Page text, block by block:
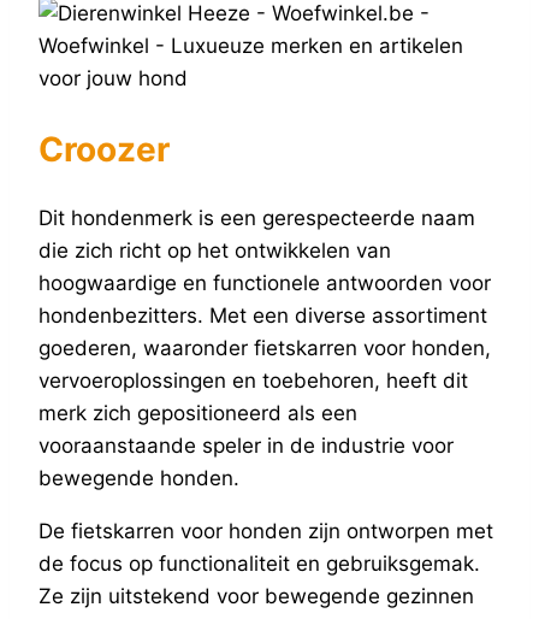
Croozer
Dit hondenmerk is een gerespecteerde naam
die zich richt op het ontwikkelen van
hoogwaardige en functionele antwoorden voor
hondenbezitters. Met een diverse assortiment
goederen, waaronder fietskarren voor honden,
vervoeroplossingen en toebehoren, heeft dit
merk zich gepositioneerd als een
vooraanstaande speler in de industrie voor
bewegende honden.
De fietskarren voor honden zijn ontworpen met
de focus op functionaliteit en gebruiksgemak.
Ze zijn uitstekend voor bewegende gezinnen